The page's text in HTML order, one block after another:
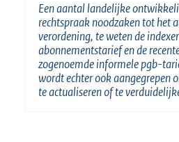
Een aantal landelijke
rechtspraak noodzaken tot het
verordening, te weten de
abonnementstarief en de
zogenoemde informele pgb-
wordt echter ook aangegrepen
te actualiseren of te